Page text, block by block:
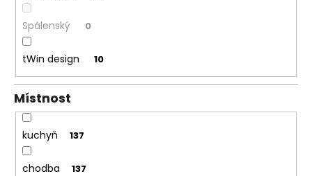
Spálenský 0
tWin design 10
Místnost
kuchyň 137
chodba 137
682
Kč
Původně:
803
Kč